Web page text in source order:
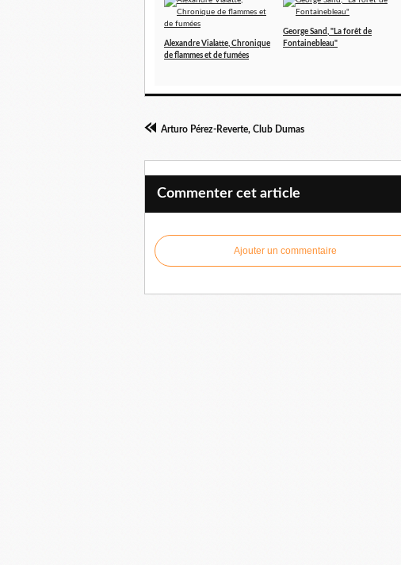
Alexandre Vialatte, Chronique
de flammes et de fumées
George Sand, "La forêt de
Fontainebleau"
Arturo Pérez-Reverte, Club Dumas
Commenter cet article
Ajouter un commentaire